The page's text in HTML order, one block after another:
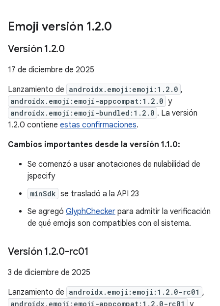
Emoji versión 1.2.0
Versión 1.2.0
17 de diciembre de 2025
Lanzamiento de androidx.emoji:emoji:1.2.0 ,
androidx.emoji:emoji-appcompat:1.2.0 y
androidx.emoji:emoji-bundled:1.2.0 . La versión
1.2.0 contiene estas confirmaciones.
Cambios importantes desde la versión 1.1.0:
Se comenzó a usar anotaciones de nulabilidad de
jspecify
minSdk se trasladó a la API 23
Se agregó GlyphChecker para admitir la verificación
de qué emojis son compatibles con el sistema.
Versión 1.2.0-rc01
3 de diciembre de 2025
Lanzamiento de androidx.emoji:emoji:1.2.0-rc01 ,
androidx.emoji:emoji-appcompat:1.2.0-rc01 y